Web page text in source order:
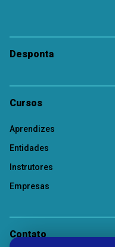
Desponta
Cursos
Aprendizes
Entidades
Instrutores
Empresas
Contato